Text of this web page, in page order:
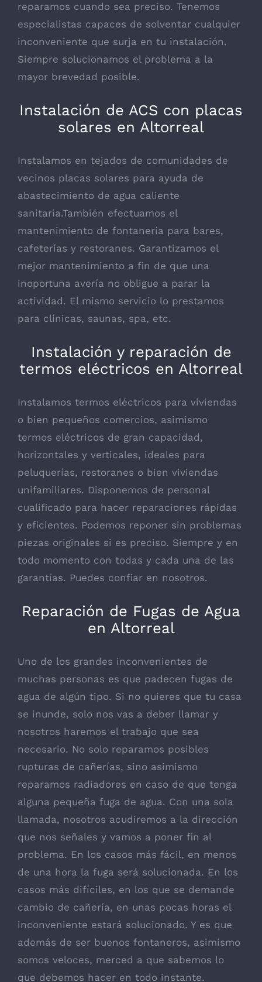
reparamos cuando sea preciso. Tenemos
especialistas capaces de solventar cualquier
inconveniente que surja en tu instalación.
Siempre solucionamos el problema a la
mayor brevedad posible.
Instalación de ACS con placas
solares en Altorreal
Instalamos en tejados de comunidades de
vecinos placas solares para ayuda de
abastecimiento de agua caliente
sanitaria.También efectuamos el
mantenimiento de fontanería para bares,
cafeterías y restoranes. Garantizamos el
mejor mantenimiento a fin de que una
inoportuna avería no obligue a parar la
actividad. El mismo servicio lo prestamos
para clínicas, saunas, spa, etc.
Instalación y reparación de
termos eléctricos en Altorreal
Instalamos termos eléctricos para viviendas
o bien pequeños comercios, asimismo
termos eléctricos de gran capacidad,
horizontales y verticales, ideales para
peluquerías, restoranes o bien viviendas
unifamiliares. Disponemos de personal
cualificado para hacer reparaciones rápidas
y eficientes. Podemos reponer sin problemas
piezas originales si es preciso. Siempre y en
todo momento con todas y cada una de las
garantías. Puedes confiar en nosotros.
Reparación de Fugas de Agua
en Altorreal
Uno de los grandes inconvenientes de
muchas personas es que padecen fugas de
agua de algún tipo. Si no quieres que tu casa
se inunde, solo nos vas a deber llamar y
nosotros haremos el trabajo que sea
necesario. No solo reparamos posibles
rupturas de cañerías, sino asimismo
reparamos radiadores en caso de que tenga
alguna pequeña fuga de agua. Con una sola
llamada, nosotros acudiremos a la dirección
que nos señales y vamos a poner fin al
problema. En los casos más fácil, en menos
de una hora la fuga será solucionada. En los
casos más difíciles, en los que se demande
cambio de cañería, en unas pocas horas el
inconveniente estará solucionado. Y es que
además de ser buenos fontaneros, asimismo
somos veloces, merced a que sabemos lo
que debemos hacer en todo instante.